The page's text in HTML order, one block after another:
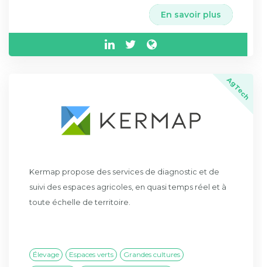
En savoir plus
AgTech
Kermap propose des services de diagnostic et de
suivi des espaces agricoles, en quasi temps réel et à
toute échelle de territoire.
Élevage Espaces verts
Grandes cultures